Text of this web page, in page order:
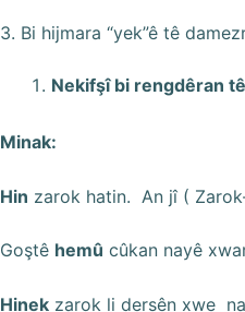
3. Bi hijmara “yek”ê tê
Nekifşî bi rengdêran
Minak:
Hin zarok hatin. An jî (
Goştê hemû cûkan nayê
Hinek zarok li dersên xwe